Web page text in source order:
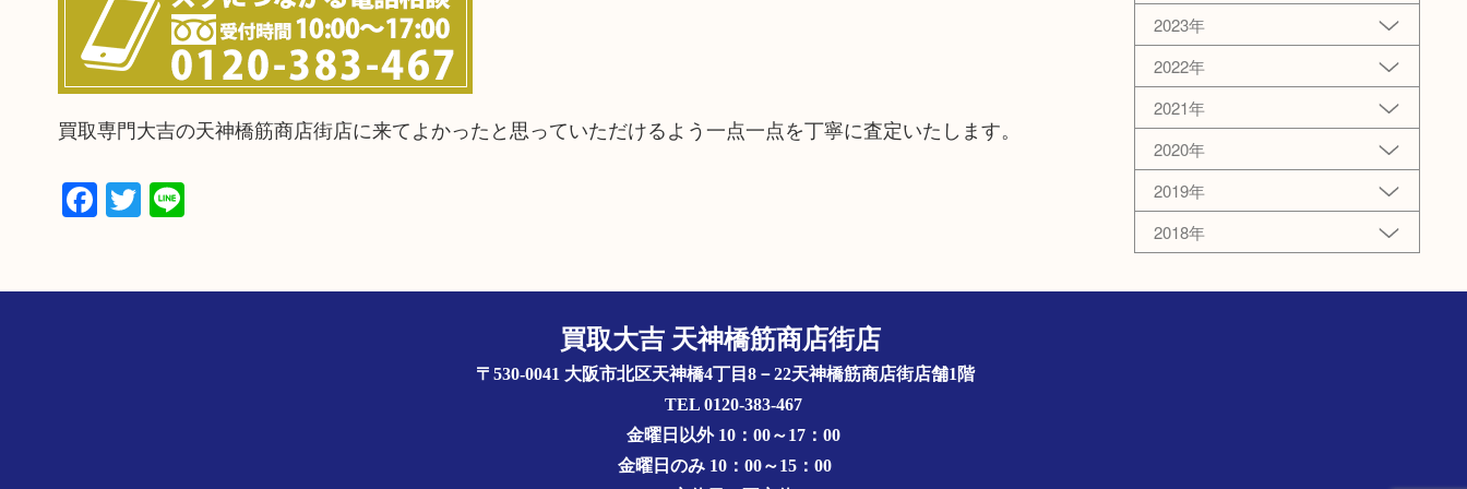
買取専門大吉の天神橋筋商店街店に来てよかったと思っていただけるよう一点一点を丁寧に査定いたします。
Facebook
Twitter
Line
2023年
2022年
2021年
2020年
2019年
2018年
買取大吉 天神橋筋商店街店
〒530-0041 大阪市北区天神橋4丁目8－22天神橋筋商店街店舗1階
TEL 0120-383-467
金曜日以外 10：00～17：00
金曜日のみ 10：00～15：00